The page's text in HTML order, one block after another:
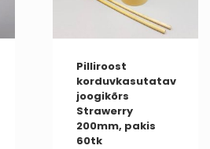
Pilliroost
korduvkasutatav
joogikõrs
Strawerry
200mm, pakis
60tk